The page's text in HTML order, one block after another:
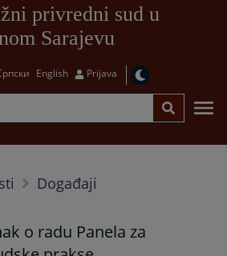
privredni sud u
Sarajevu
English Prijava
Događaji
o radu Panela za